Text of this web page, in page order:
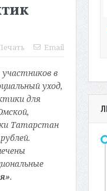
Email
в
уход,
для
Татарстан
.